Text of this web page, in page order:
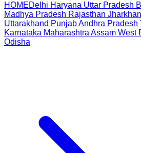
HOMEDelhi Haryana Uttar Pradesh
Madhya Pradesh Rajasthan
Uttarakhand PunjabAndhra Pradesh
Karnataka Maharashtra Assam West
Odisha